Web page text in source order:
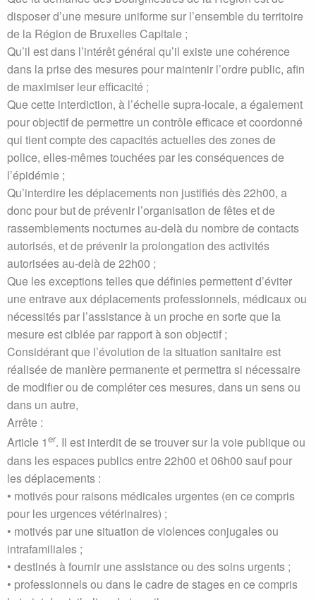
disposer d’une mesure uniforme sur l’ensemble du territoire
de la Région de Bruxelles Capitale ;
Qu’il est dans l’intérêt général qu’il existe une cohérence
dans la prise des mesures pour maintenir l’ordre public, afin
de maximiser leur efficacité ;
Que cette interdiction, à l’échelle supra-locale, a également
pour objectif de permettre un contrôle efficace et coordonné
qui tient compte des capacités actuelles des zones de
police, elles-mêmes touchées par les conséquences de
l’épidémie ;
Qu’interdire les déplacements non justifiés dès 22h00, a
donc pour but de prévenir l’organisation de fêtes et de
rassemblements nocturnes au-delà du nombre de contacts
autorisés, et de prévenir la prolongation des activités
autorisées au-delà de 22h00 ;
Que les exceptions telles que définies permettent d’éviter
une entrave aux déplacements professionnels, médicaux ou
nécessités par l’assistance à un proche en sorte que la
mesure est ciblée par rapport à son objectif ;
Considérant que l’évolution de la situation sanitaire est
réalisée de manière permanente et permettra si nécessaire
de modifier ou de compléter ces mesures, dans un sens ou
dans un autre,
Arrête :
Article 1er. Il est interdit de se trouver sur la voie publique ou
dans les espaces publics entre 22h00 et 06h00 sauf pour
les déplacements :
• motivés pour raisons médicales urgentes (en ce compris
pour les urgences vétérinaires) ;
• motivés par une situation de violences conjugales ou
intrafamiliales ;
• destinés à fournir une assistance ou des soins urgents ;
• professionnels ou dans le cadre de stages en ce compris